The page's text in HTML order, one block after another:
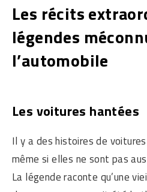
Les récits
légendes
l’automobile
Les voitures hantées
Il y a des histoires de
même si elles ne sont pas
La légende raconte qu’une